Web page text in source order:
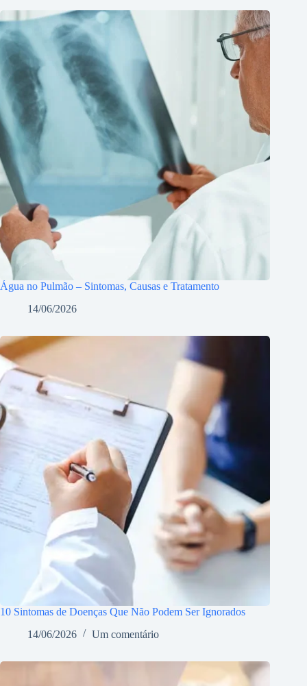
Água no Pulmão – Sintomas, Causas e Tratamento
14/06/2026
10 Sintomas de Doenças Que Não Podem Ser Ignorados
14/06/2026
Um comentário